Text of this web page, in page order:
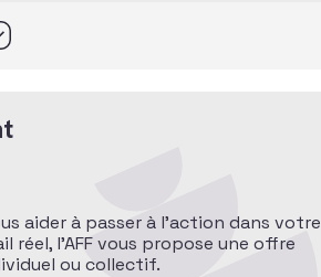
aider à passer à l’action dans votre
l’AFF vous propose une offre
ou collectif.